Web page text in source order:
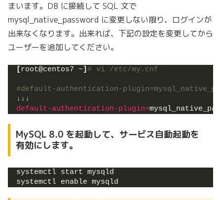
まいます。DB に接続して SQL 文で
mysql_native_password に変更しない限り、ログインが
出来なくなります。出来れば、下記の設定を変更してから
ユーザーを追加してください。
[root@centos7 ~] # vi /etc/my.cnf
#default-authentication-
↓↓↓
default-authentication-plugin=
MySQL 8.0 を起動して、サービス自動起動を
有効にします。
systemctl start mysqld
systemctl enable mysqld